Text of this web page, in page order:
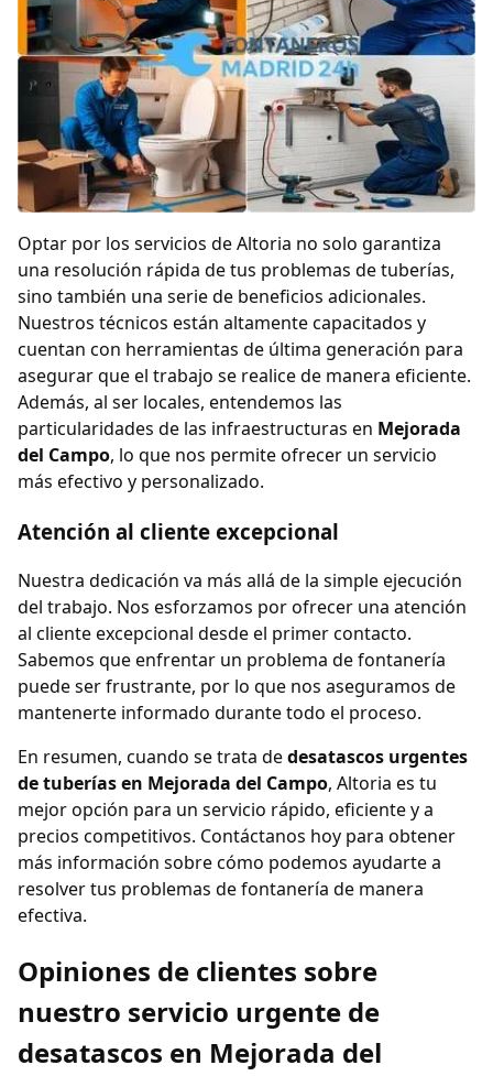
Optar por los servicios de Altoria no solo garantiza
una resolución rápida de tus problemas de tuberías,
sino también una serie de beneficios adicionales.
Nuestros técnicos están altamente capacitados y
cuentan con herramientas de última generación para
asegurar que el trabajo se realice de manera eficiente.
Además, al ser locales, entendemos las
particularidades de las infraestructuras en Mejorada
del Campo, lo que nos permite ofrecer un servicio
más efectivo y personalizado.
Atención al cliente excepcional
Nuestra dedicación va más allá de la simple ejecución
del trabajo. Nos esforzamos por ofrecer una atención
al cliente excepcional desde el primer contacto.
Sabemos que enfrentar un problema de fontanería
puede ser frustrante, por lo que nos aseguramos de
mantenerte informado durante todo el proceso.
En resumen, cuando se trata dedesatascos urgentes
de tuberías en Mejorada del Campo, Altoria es tu
mejor opción para un servicio rápido, eficiente y a
precios competitivos. Contáctanos hoy para obtener
más información sobre cómo podemos ayudarte a
resolver tus problemas de fontanería de manera
efectiva.
Opiniones de clientes sobre
nuestro servicio urgente de
desatascos en Mejorada del